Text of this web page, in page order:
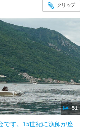
クリップ
51
世界遺産コトル湾にある島の教会です。15世紀に漁師が座礁した際に、見つけたマリアのイコンを祀る為に、建てられた教会。その後漁師達は漁に出る度に石を持って行き、200年掛けて作った人工島との事。とても小さな島の小さな教会です